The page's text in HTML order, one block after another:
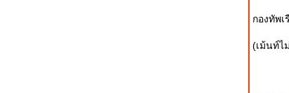
กองทัพ
(เม้นท์ไ